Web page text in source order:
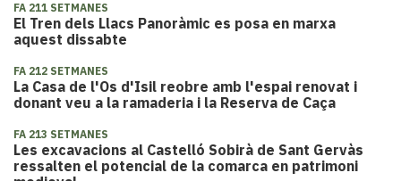
FA 211 SETMANES
El Tren dels Llacs Panoràmic es posa en marxa
aquest dissabte
FA 212 SETMANES
La Casa de l'Os d'Isil reobre amb l'espai renovat i
donant veu a la ramaderia i la Reserva de Caça
FA 213 SETMANES
Les excavacions al Castelló Sobirà de Sant Gervàs
ressalten el potencial de la comarca en patrimoni